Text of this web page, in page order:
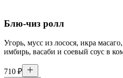
Блю-чиз ролл
Угорь, мусс из лосося, икра
имбирь, васаби и соевый соус в
710 ₽